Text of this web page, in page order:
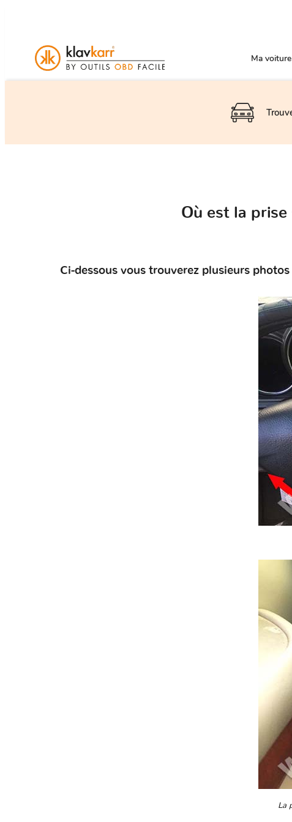
Ma
Où est la
Ci-dessous vous trouverez plusieurs
La